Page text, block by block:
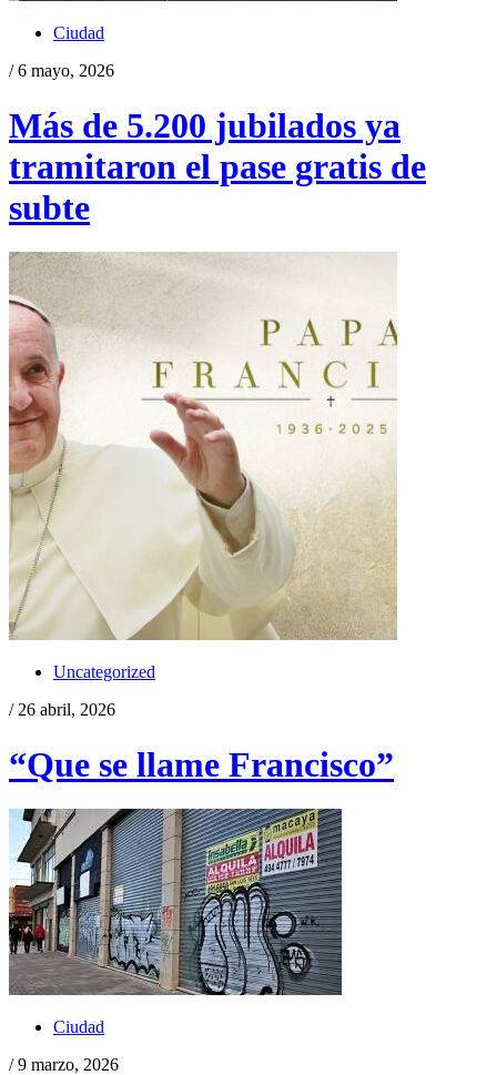
Ciudad
/ 6 mayo, 2026
Más de 5.200 jubilados ya
tramitaron el pase gratis de
subte
Uncategorized
/ 26 abril, 2026
“Que se llame Francisco”
Ciudad
/ 9 marzo, 2026